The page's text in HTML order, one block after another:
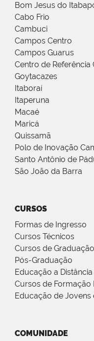
Bom Jesus do
Cabo Frio
Cambuci
Campos Centro
Campos Guarus
Centro de
Goytacazes
Itaboraí
Itaperuna
Macaé
Maricá
Quissamã
Polo de Inovação
Santo Antônio de
São João da Barra
CURSOS
Formas de Ingresso
Cursos Técnicos
Cursos de Graduação
Pós-Graduação
Educação a Distância
Cursos de Formação
Educação de Jovens
COMUNIDADE